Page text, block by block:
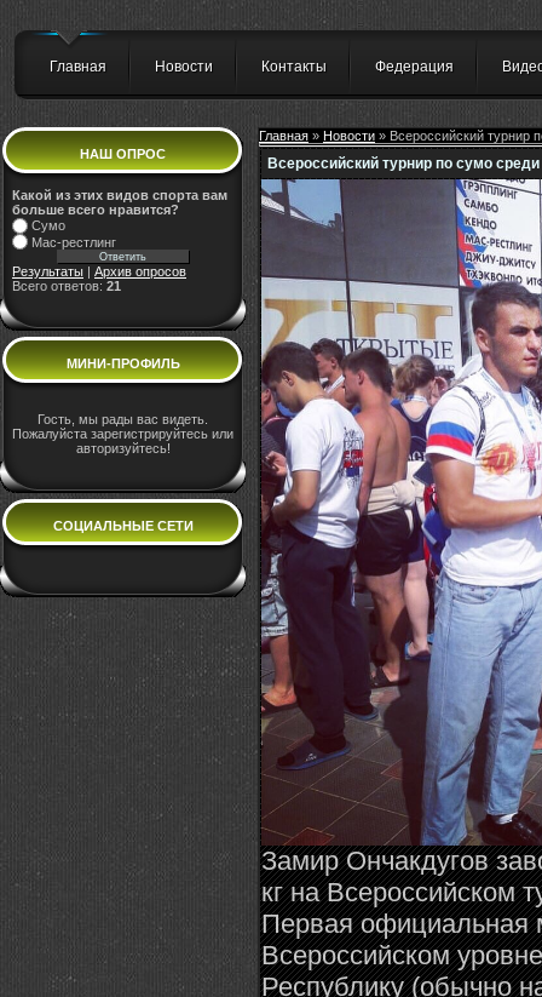
Главная Новости Контакты Федерация
НАШ ОПРОС
Какой из этих видов спорта вам
больше всего нравится?
Сумо
Мас-рестлинг
Результаты
Архив опросов
Всего ответов: 21
МИНИ-ПРОФИЛЬ
Гость, мы рады вас видеть.
Пожалуйста зарегистрируйтесь или
авторизуйтесь!
СОЦИАЛЬНЫЕ СЕТИ
Главная » Новости » Всероссийский турнир
Всероссийский турнир по сумо
Замир Ончакдугов
кг на Всероссийском
Первая
Всероссийском
Республику (обычно